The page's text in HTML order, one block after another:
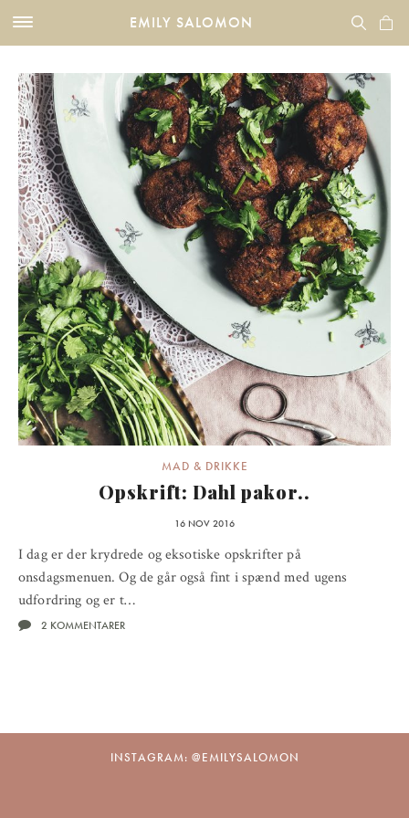
EMILY SALOMON
MAD & DRIKKE
Opskrift: Dahl pakor..
16 NOV 2016
I dag er der krydrede og eksotiske opskrifter på
onsdagsmenuen. Og de går også fint i spænd med ugens
udfordring og er t…
2 KOMMENTARER
INSTAGRAM: @EMILYSALOMON